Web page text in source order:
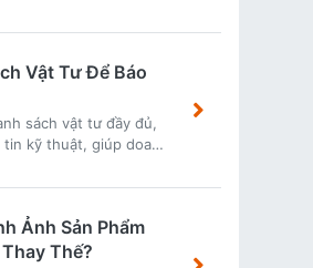
lốp, CNC, bảo vệ xe
hợp dùng làm hình
xe máy, bài tư vấn
giới thiệu sản
Vật Tư Để Báo
sách vật tư đầy đủ,
kỹ thuật, giúp doanh
nhanh hơn, chính xác
hàng.
Ảnh Sản Phẩm
Thế?